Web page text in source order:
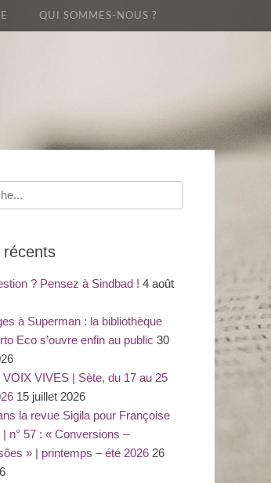
QUI SOMMES-NOUS ?
récents
? Pensez à Sindbad ! 4 août
à Superman : la bibliothèque
Eco s’ouvre enfin au public 30
VOIX VIVES | Sète, du 17 au 25
15 juillet 2026
la revue Sigila pour Françoise
| n° 57 : « Conversions –
» | printemps – été 2026 26